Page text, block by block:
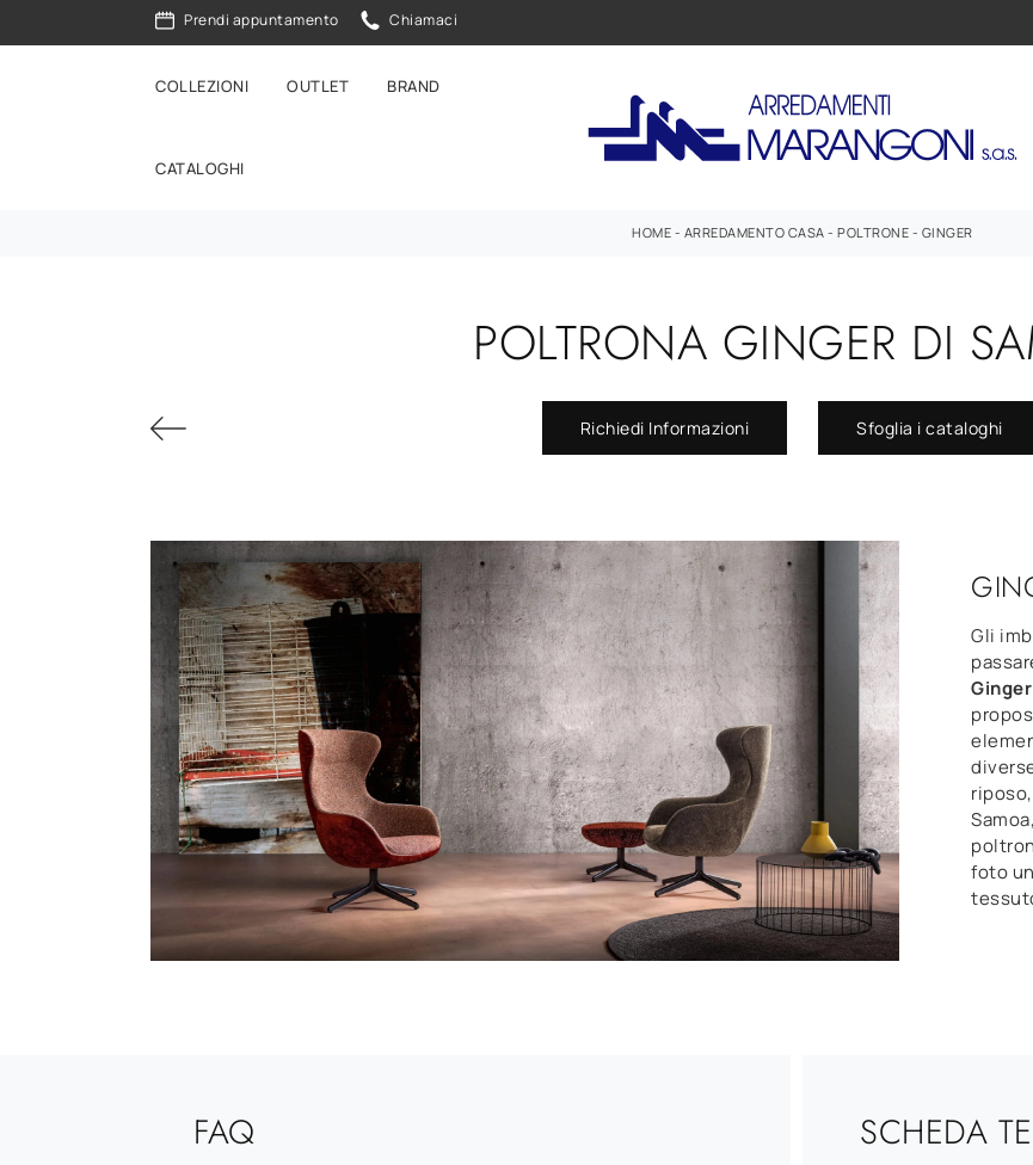
Prendi appuntamento Chiamaci
COLLEZIONI OUTLET BRAND
CATALOGHI
HOME - ARREDAMENTO CASA -POLTRONE - GINGER
POLTRONA GINGER DI
Richiedi Informazioni Sfoglia i cataloghi
Gli
foto
FAQ SCHEDA